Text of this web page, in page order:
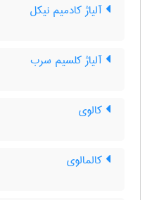
آلیاژ کادمیم نیکل
آلیاژ کلسیم سرب
کالوی
کالمالوی